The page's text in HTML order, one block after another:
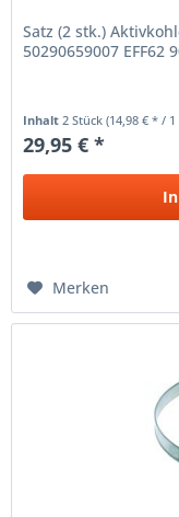
Satz (2 stk.)
50290659007 EFF62
Inhalt 2 Stück(14,98 € * / 1
29,95 € *
Merken